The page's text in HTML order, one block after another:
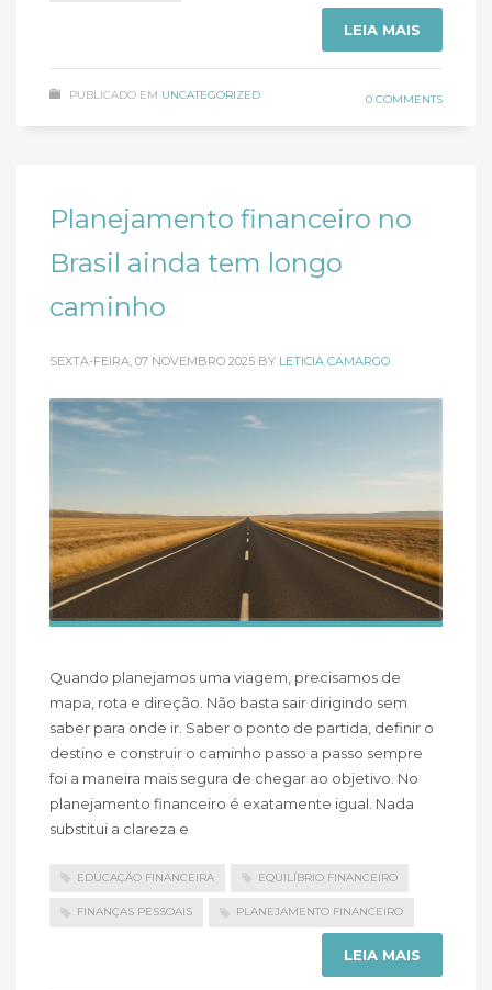
LEIA MAIS
PUBLICADO EM UNCATEGORIZED 0 COMMENTS
Planejamento financeiro no
Brasil ainda tem longo
caminho
SEXTA-FEIRA, 07 NOVEMBRO 2025 BY LETICIA CAMARGO
Quando planejamos uma viagem, precisamos de
mapa, rota e direção. Não basta sair dirigindo sem
saber para onde ir. Saber o ponto de partida, definir o
destino e construir o caminho passo a passo sempre
foi a maneira mais segura de chegar ao objetivo. No
planejamento financeiro é exatamente igual. Nada
substitui a clareza e
EDUCAÇÃO FINANCEIRA EQUILÍBRIO FINANCEIRO
FINANÇAS PESSOAIS PLANEJAMENTO FINANCEIRO
LEIA MAIS